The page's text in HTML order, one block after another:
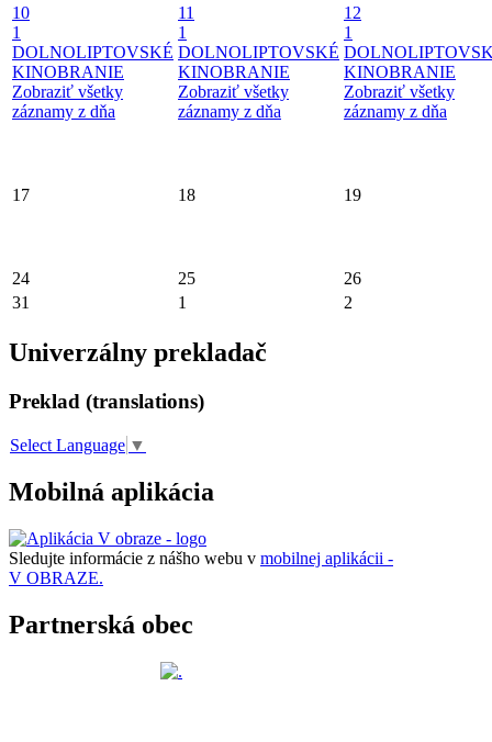
10
1
DOLNOLIPTOVSKÉ
KINOBRANIE
Zobraziť všetky
záznamy z dňa
11
1
DOLNOLIPTOVSKÉ
KINOBRANIE
Zobraziť všetky
záznamy z dňa
12
1
KINOBRANIE
Zobraziť všetky
záznamy z dňa
17 18 19
24 25
26
31
1 2
Univerzálny prekladač
Preklad (translations)
Select Language ▼
Mobilná aplikácia
Sledujte informácie z nášho webu v mobilnej aplikácii -
V OBRAZE.
Partnerská obec